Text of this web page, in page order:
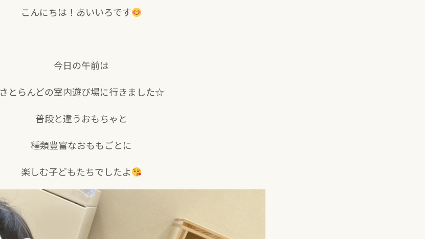
こんにちは！あいいろです
今日の午前は
さとらんどの室内遊び場に行きました☆
普段と違うおもちゃと
種類豊富なおももごとに
楽しむ子どもたちでしたよ